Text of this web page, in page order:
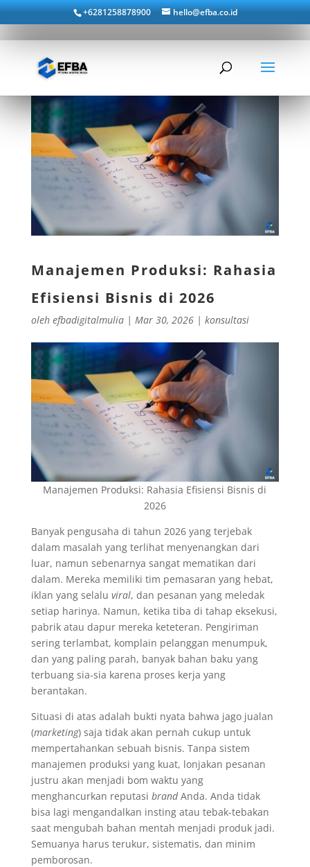
+6281258878900 hello@efba.co.id
Manajemen Produksi: Rahasia
Efisiensi Bisnis di 2026
oleh efbadigitalmulia| Mar 30, 2026| konsultasi
Manajemen Produksi: Rahasia Efisiensi Bisnis di
2026
Banyak pengusaha di tahun 2026 yang terjebak
dalam masalah yang terlihat menyenangkan dari
luar, namun sebenarnya sangat mematikan dari
dalam. Mereka memiliki tim pemasaran yang hebat,
iklan yang selalu viral, dan pesanan yang meledak
setiap harinya. Namun, ketika tiba di tahap eksekusi,
pabrik atau dapur mereka keteteran. Pengiriman
sering terlambat, komplain pelanggan menumpuk,
dan yang paling parah, banyak bahan baku yang
terbuang sia-sia karena proses kerja yang
berantakan.
Situasi di atas adalah bukti nyata bahwa jago jualan
(marketing) saja tidak akan pernah cukup untuk
mempertahankan sebuah bisnis. Tanpa sistem
manajemen produksi yang kuat, lonjakan pesanan
justru akan menjadi bom waktu yang
menghancurkan reputasi brandAnda. Anda tidak
bisa lagi mengandalkan insting atau tebak-tebakan
saat mengubah bahan mentah menjadi produk jadi.
Semuanya harus terukur, sistematis, dan minim
pemborosan.